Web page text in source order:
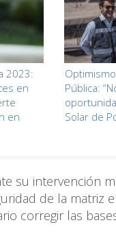
2023:
en
en
Pública:
Solar de
su intervención
de la matriz
corregir las